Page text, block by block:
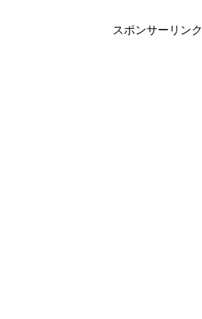
スポンサーリンク